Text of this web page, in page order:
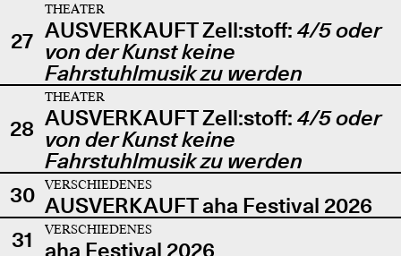
27
THEATER
AUSVERKAUFT Zell:stoff: 4/5 oder
von der Kunst keine
Fahrstuhlmusik zu werden
28
THEATER
AUSVERKAUFT Zell:stoff: 4/5 oder
von der Kunst keine
Fahrstuhlmusik zu werden
30
VERSCHIEDENES
AUSVERKAUFT aha Festival 2026
31
VERSCHIEDENES
aha Festival 2026